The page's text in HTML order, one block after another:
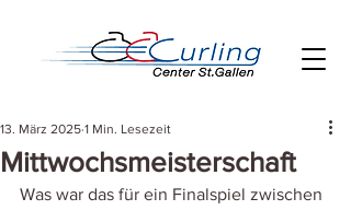
Mittwochsmeisterschaft
13. März 2025 1 Min. Lesezeit
Was war das für ein Finalspiel zwischen